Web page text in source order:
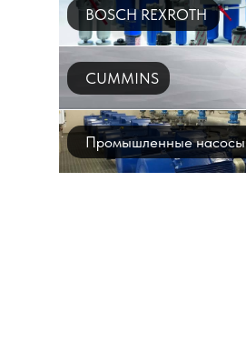
BOSCH REXROTH
CUMMINS
Промышленные насосы